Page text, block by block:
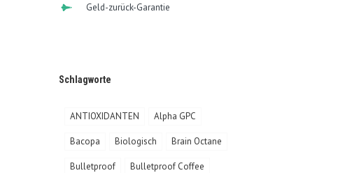
Geld-zurück-Garantie
Schlagworte
ANTIOXIDANTEN Alpha GPC
Bacopa Biologisch Brain Octane
Bulletproof Bulletproof Coffee